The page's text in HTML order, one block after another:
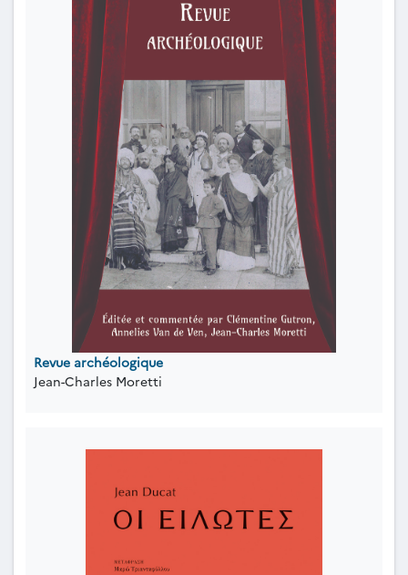
Revue archéologique
Jean-Charles Moretti